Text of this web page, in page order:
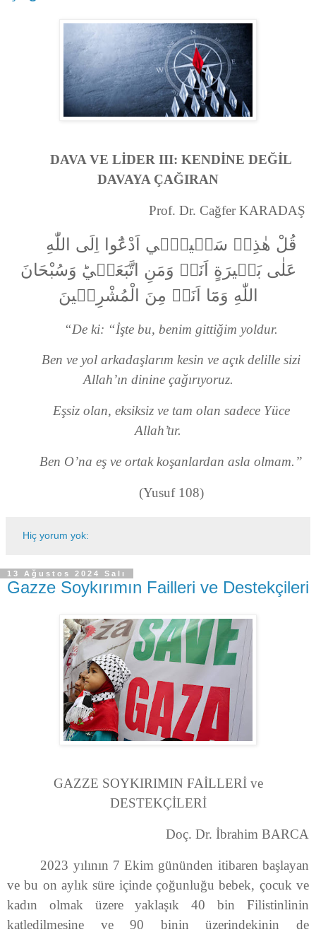
DAVA VE LİDER III: KENDİNE DEĞİL
DAVAYA ÇAĞIRAN
Prof. Dr. Cağfer KARADAŞ
قُلْ هٰذِهٖ سَبٖيلٖٓي اَدْعُٓوا اِلَى اللّٰهِ
عَلٰى بَصٖيرَةٍ اَنَا۬ وَمَنِ اتَّبَعَنٖيؕ وَسُبْحَانَ
اللّٰهِ وَمَٓا اَنَا۬ مِنَ الْمُشْرِكٖينَ
“De ki: “İşte bu, benim gittiğim yoldur.
Ben ve yol arkadaşlarım kesin ve açık delille sizi
Allah’ın dinine çağırıyoruz.
Eşsiz olan, eksiksiz ve tam olan sadece Yüce
Allah’tır.
Ben O’na eş ve ortak koşanlardan asla olmam.”
(Yusuf 108)
Hiç yorum yok:
13 Ağustos 2024 Salı
Gazze Soykırımın Failleri ve Destekçileri
GAZZE SOYKIRIMIN FAİLLERİ ve
DESTEKÇİLERİ
Doç. Dr. İbrahim BARCA
2023 yılının 7 Ekim gününden itibaren başlayan
ve bu on aylık süre içinde çoğunluğu bebek, çocuk ve
kadın olmak üzere yaklaşık 40 bin Filistinlinin
katledilmesine ve 90 binin üzerindekinin de